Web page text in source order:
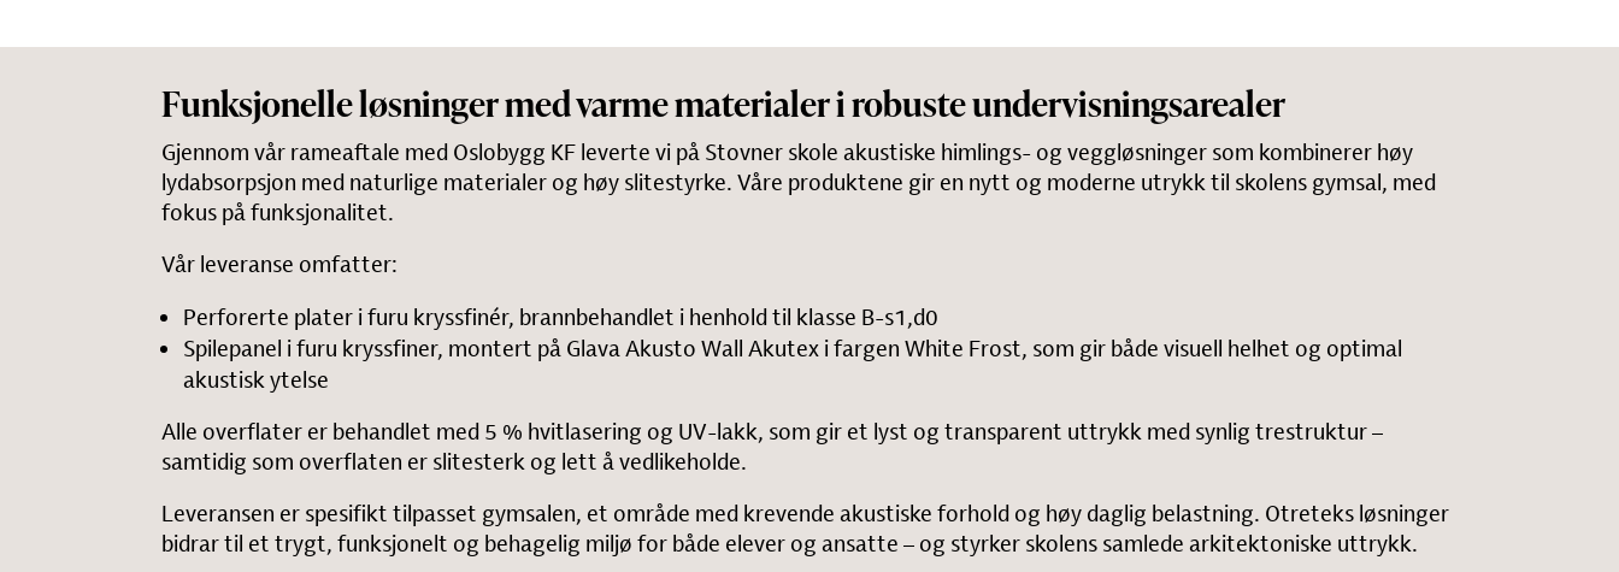
Funksjonelle løsninger med varme materialer i robuste undervisningsarealer
Gjennom vår rameaftale med Oslobygg KF leverte vi på Stovner skole akustiske himlings- og veggløsninger som kombinerer høy
lydabsorpsjon med naturlige materialer og høy slitestyrke. Våre produktene gir en nytt og moderne utrykk til skolens gymsal, med
fokus på funksjonalitet.
Vår leveranse omfatter:
Perforerte plater i furu kryssfinér, brannbehandlet i henhold til klasse B-s1,d0
Spilepanel i furu kryssfiner, montert på Glava Akusto Wall Akutex i fargen White Frost, som gir både visuell helhet og optimal
akustisk ytelse
Alle overflater er behandlet med 5 % hvitlasering og UV-lakk, som gir et lyst og transparent uttrykk med synlig trestruktur –
samtidig som overflaten er slitesterk og lett å vedlikeholde.
Leveransen er spesifikt tilpasset gymsalen, et område med krevende akustiske forhold og høy daglig belastning. Otreteks løsninger
bidrar til et trygt, funksjonelt og behagelig miljø for både elever og ansatte – og styrker skolens samlede arkitektoniske uttrykk.